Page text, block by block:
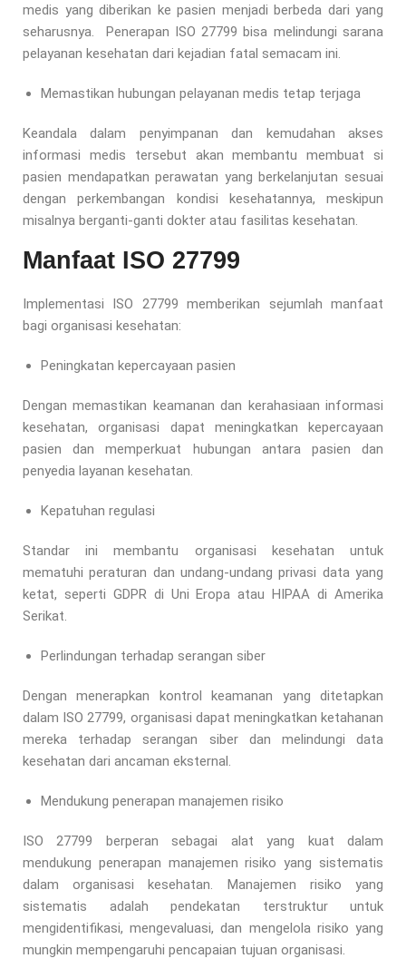
medis yang diberikan ke pasien menjadi berbeda dari yang
seharusnya. Penerapan ISO 27799 bisa melindungi sarana
pelayanan kesehatan dari kejadian fatal semacam ini.
Memastikan hubungan pelayanan medis tetap terjaga
Keandala dalam penyimpanan dan kemudahan akses
informasi medis tersebut akan membantu membuat si
pasien mendapatkan perawatan yang berkelanjutan sesuai
dengan perkembangan kondisi kesehatannya, meskipun
misalnya berganti-ganti dokter atau fasilitas kesehatan.
Manfaat ISO 27799
Implementasi ISO 27799 memberikan sejumlah manfaat
bagi organisasi kesehatan:
Peningkatan kepercayaan pasien
Dengan memastikan keamanan dan kerahasiaan informasi
kesehatan, organisasi dapat meningkatkan kepercayaan
pasien dan memperkuat hubungan antara pasien dan
penyedia layanan kesehatan.
Kepatuhan regulasi
Standar ini membantu organisasi kesehatan untuk
mematuhi peraturan dan undang-undang privasi data yang
ketat, seperti GDPR di Uni Eropa atau HIPAA di Amerika
Serikat.
Perlindungan terhadap serangan siber
Dengan menerapkan kontrol keamanan yang ditetapkan
dalam ISO 27799, organisasi dapat meningkatkan ketahanan
mereka terhadap serangan siber dan melindungi data
kesehatan dari ancaman eksternal.
Mendukung penerapan manajemen risiko
ISO 27799 berperan sebagai alat yang kuat dalam
mendukung penerapan manajemen risiko yang sistematis
dalam organisasi kesehatan. Manajemen risiko yang
sistematis adalah pendekatan terstruktur untuk
mengidentifikasi, mengevaluasi, dan mengelola risiko yang
mungkin mempengaruhi pencapaian tujuan organisasi.